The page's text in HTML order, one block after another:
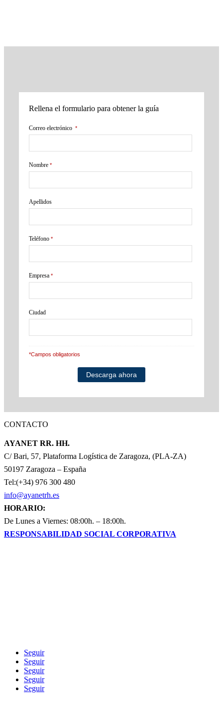
Rellena el formulario para obtener la guía
Correo electrónico *
Nombre *
Apellidos
Teléfono *
Empresa *
Ciudad
*Campos obligatorios
CONTACTO
AYANET RR. HH.
C/ Bari, 57, Plataforma Logística de Zaragoza, (PLA-ZA)
50197 Zaragoza – España
Tel:(+34) 976 300 480
info@ayanetrh.es
HORARIO:
De Lunes a Viernes: 08:00h. – 18:00h.
RESPONSABILIDAD SOCIAL CORPORATIVA
Seguir
Seguir
Seguir
Seguir
Seguir